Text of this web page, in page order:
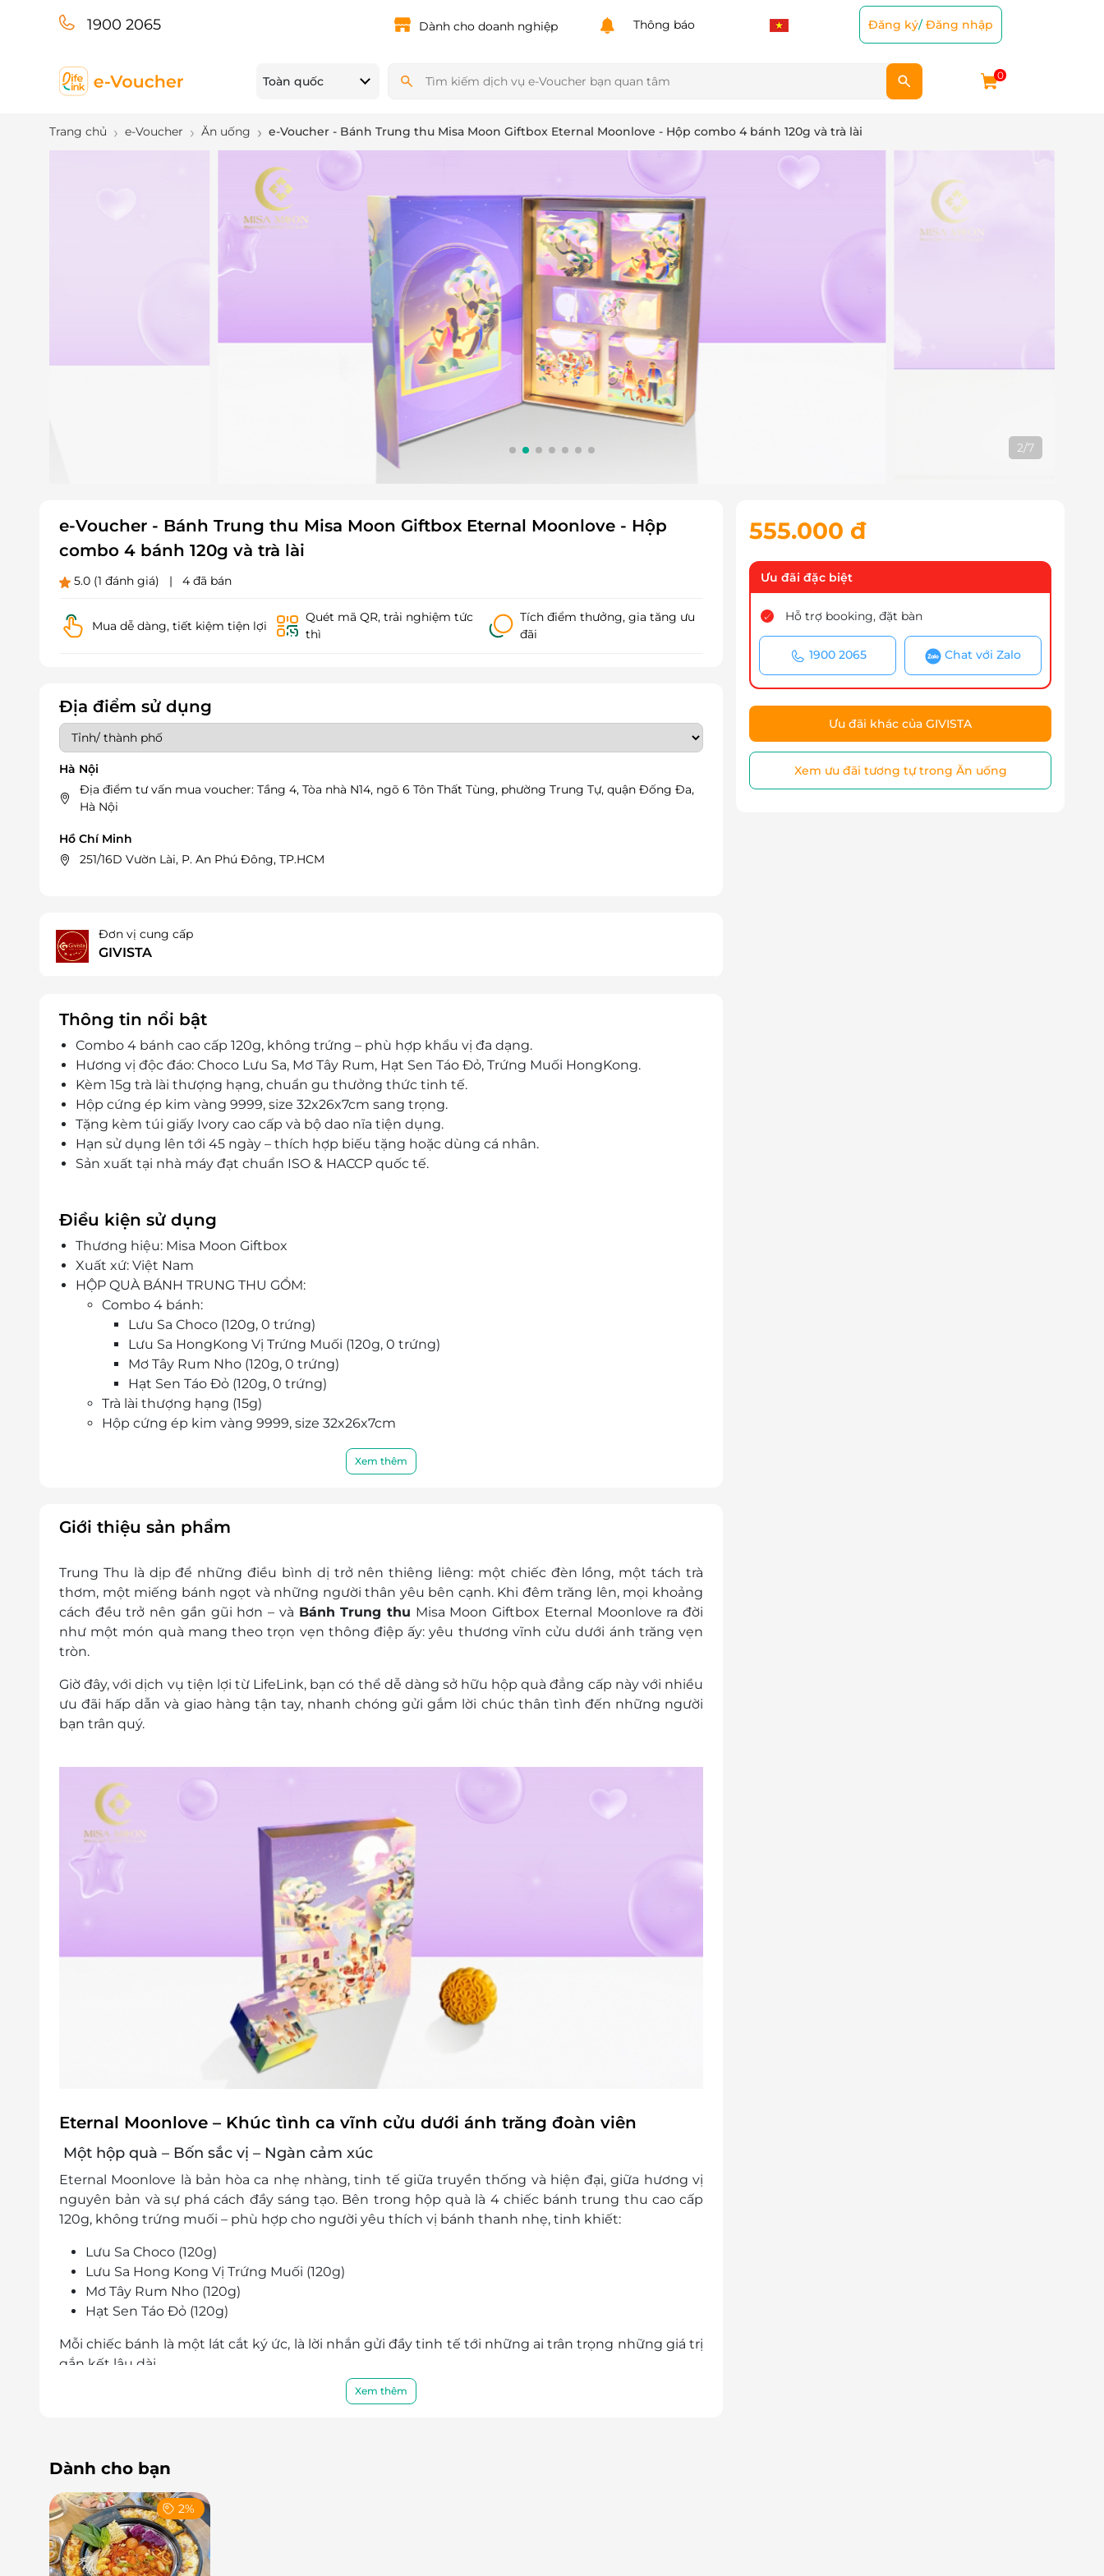
1900 2065 Dành cho doanh nghiệp Thông báo Đăng ký/Đăng nhập
Toàn quốc 0
Trang chủ e-Voucher Ăn uống e-Voucher - Bánh Trung thu Misa Moon Giftbox Eternal Moonlove - Hộp combo 4 bánh 120g và trà lài
2/7
e-Voucher - Bánh Trung thu Misa Moon Giftbox Eternal Moonlove - Hộp
combo 4 bánh 120g và trà lài
5.0 (1 đánh giá) | 4 đã bán
Mua dễ dàng, tiết kiệm tiện lợi
Quét mã QR, trải nghiệm tức
thì
Tích điểm thưởng, gia tăng ưu
đãi
Địa điểm sử dụng
Hà Nội
Địa điểm tư vấn mua voucher: Tầng 4, Tòa nhà N14, ngõ 6 Tôn Thất Tùng, phường Trung Tự, quận Đống Đa,
Hà Nội
Hồ Chí Minh
251/16D Vườn Lài, P. An Phú Đông, TP.HCM
Đơn vị cung cấp
GIVISTA
Thông tin nổi bật
Combo 4 bánh cao cấp 120g, không trứng – phù hợp khẩu vị đa dạng.
Hương vị độc đáo: Choco Lưu Sa, Mơ Tây Rum, Hạt Sen Táo Đỏ, Trứng Muối HongKong.
Kèm 15g trà lài thượng hạng, chuẩn gu thưởng thức tinh tế.
Hộp cứng ép kim vàng 9999, size 32x26x7cm sang trọng.
Tặng kèm túi giấy Ivory cao cấp và bộ dao nĩa tiện dụng.
Hạn sử dụng lên tới 45 ngày – thích hợp biếu tặng hoặc dùng cá nhân.
Sản xuất tại nhà máy đạt chuẩn ISO & HACCP quốc tế.
Điều kiện sử dụng
Thương hiệu: Misa Moon Giftbox
Xuất xứ: Việt Nam
HỘP QUÀ BÁNH TRUNG THU GỒM:
Combo 4 bánh:
Lưu Sa Choco (120g, 0 trứng)
Lưu Sa HongKong Vị Trứng Muối (120g, 0 trứng)
Mơ Tây Rum Nho (120g, 0 trứng)
Hạt Sen Táo Đỏ (120g, 0 trứng)
Trà lài thượng hạng (15g)
Hộp cứng ép kim vàng 9999, size 32x26x7cm
Nhà máy sản xuất: CÔNG TY TNHH THỰC PHẨM BÌNH VINH SÀI GÒN & CÔNG TY CỔ PHẦN
SONAFOOD
Giờ áp dụng: 8h00 - 17h00
Ngày áp dụng: Thứ 2 - Thứ 6
Số lượng e-Voucher áp dụng: Sử dụng 01 voucher/01 hộp bánh. Không giới hạn số lượng
voucher/ hóa đơn
HƯỚNG DẪN ĐỔI VOUCHER
Bước 1. Khách hàng nhận voucher liên hệ GIVISTA để đổi hộp quà bánh trung thu
Hotline/Zalo 0969 117 926
Facebook:
Lưu ý: Không hỗ trợ khách hàng đổi quà trực tiếp tại cửa hàng
Điều kiện khác:
Một khách hàng được mua nhiều e-Voucher/e-Coupon
e-Voucher/e-Coupon không có giá trị quy đổi thành tiền mặt, không trả lại tiền thừa
Không áp dụng đồng thời với chương trình khuyến mại khác
Voucher chưa bao gồm phí vận chuyển Hộp quà tặng đến khách hàng.
Xem thêm
Giới thiệu sản phẩm
Trung Thu là dịp để những điều bình dị trở nên thiêng liêng: một chiếc đèn lồng, một tách trà
thơm, một miếng bánh ngọt và những người thân yêu bên cạnh. Khi đêm trăng lên, mọi khoảng
cách đều trở nên gần gũi hơn – và Bánh Trung thu Misa Moon Giftbox Eternal Moonlove ra đời
như một món quà mang theo trọn vẹn thông điệp ấy:yêu thương vĩnh cửu dưới ánh trăng vẹn
tròn.
Giờ đây, với dịch vụ tiện lợi từ LifeLink, bạn có thể dễ dàng sở hữu hộp quà đẳng cấp này với nhiều
ưu đãi hấp dẫn và giao hàng tận tay, nhanh chóng gửi gắm lời chúc thân tình đến những người
bạn trân quý.
Eternal Moonlove – Khúc tình ca vĩnh cửu dưới ánh trăng đoàn viên
Một hộp quà – Bốn sắc vị – Ngàn cảm xúc
Eternal Moonlove là bản hòa ca nhẹ nhàng, tinh tế giữatruyền thống và hiện đại, giữa hương vị
nguyên bản và sự phá cách đầy sáng tạo. Bên trong hộp quà là 4 chiếc bánh trung thu cao cấp
120g, không trứng muối – phù hợp cho người yêu thích vị bánh thanh nhẹ, tinh khiết:
Lưu Sa Choco (120g)
Lưu Sa Hong Kong Vị Trứng Muối (120g)
Mơ Tây Rum Nho (120g)
Hạt Sen Táo Đỏ (120g)
Mỗi chiếc bánh là một lát cắt ký ức, là lời nhắn gửi đầy tinh tế tới những ai trân trọng những giá trị
gắn kết lâu dài.
Xem thêm
555.000 đ
Ưu đãi đặc biệt
Hỗ trợ booking, đặt bàn
1900 2065 Chat với Zalo
Ưu đãi khác của GIVISTA
Xem ưu đãi tương tự trong Ăn uống
Dành cho bạn
2%